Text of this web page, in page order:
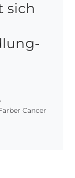
sich
Cancer